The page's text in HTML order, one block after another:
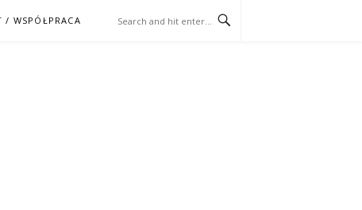
/ WSPÓŁPRACA